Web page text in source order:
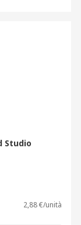
Studio
2,88 €/unità